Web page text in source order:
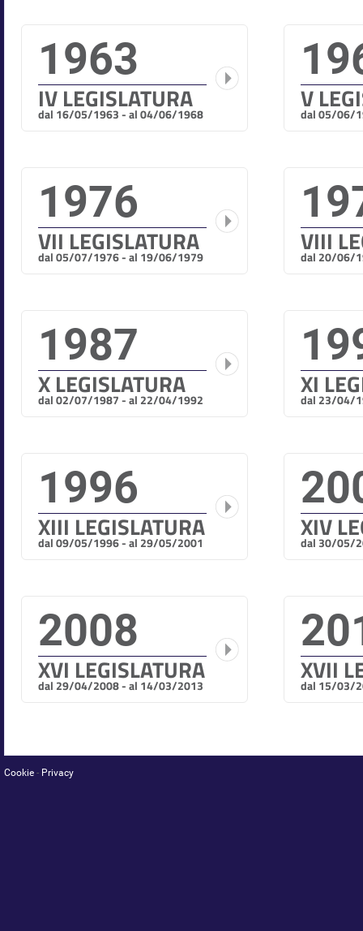
1963
IV LEGISLATURA
dal 16/05/1963 - al 04/06/1968 V
dal 05/06/
1976
VII LEGISLATURA
dal 05/07/1976 - al 19/06/1979 VIII
dal 20/06/
1987
X LEGISLATURA
dal 02/07/1987 - al 22/04/1992 XI
dal 23/04/
1996
XIII LEGISLATURA
dal 09/05/1996 - al 29/05/2001 XIV
dal 30/05/
2008
XVI LEGISLATURA
dal 29/04/2008 - al 14/03/2013 XVII
dal 15/03/
Cookie - Privacy